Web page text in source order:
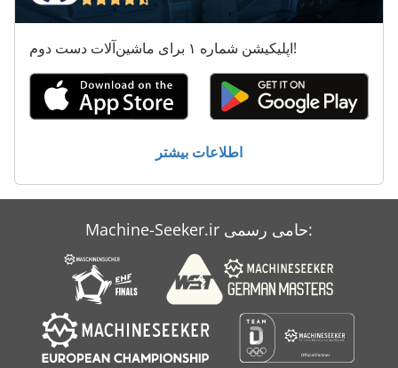
پاره پاره کننده شفت دوقلو
پالت 80 X 60
پسوند پالت
اپلیکیشن شماره ۱ برای ماشین‌آلات دست دوم!
اطلاعات بیشتر
Machine-Seeker.ir حامی رسمی: